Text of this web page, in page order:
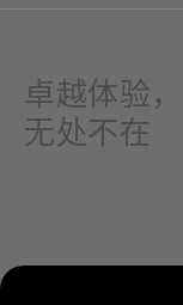
卓越体验，
无处不在